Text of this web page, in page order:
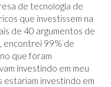
de tecnologia de
que investissem na
de 40 argumentos de
encontrei 99% de
que foram
investindo em meu
estariam investindo em